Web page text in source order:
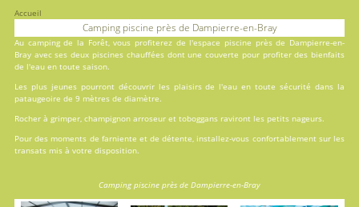
Accueil
Camping piscine près de Dampierre-en-Bray
Au camping de la Forêt, vous profiterez de l'espace piscine près de Dampierre-en-
Bray avec ses deux piscineschauffées dont une couverte pour profiter des bienfaits
de l'eau en toute saison.
Les plus jeunes pourront découvrir les plaisirs de l'eau en toute sécurité dans la
pataugeoire de 9 mètres de diamètre.
Rocher à grimper, champignon arroseur et toboggans raviront les petits nageurs.
Pour des moments de farniente et de détente, installez-vous confortablement sur les
transats mis à votre disposition.
Camping piscine près de Dampierre-en-Bray